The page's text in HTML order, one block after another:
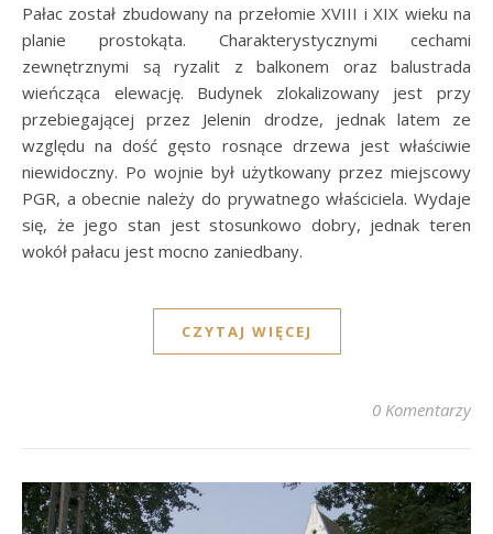
Pałac został zbudowany na przełomie XVIII i XIX wieku na
planie prostokąta. Charakterystycznymi cechami
zewnętrznymi są ryzalit z balkonem oraz balustrada
wieńcząca elewację. Budynek zlokalizowany jest przy
przebiegającej przez Jelenin drodze, jednak latem ze
względu na dość gęsto rosnące drzewa jest właściwie
niewidoczny. Po wojnie był użytkowany przez miejscowy
PGR, a obecnie należy do prywatnego właściciela. Wydaje
się, że jego stan jest stosunkowo dobry, jednak teren
wokół pałacu jest mocno zaniedbany.
CZYTAJ WIĘCEJ
0 Komentarzy